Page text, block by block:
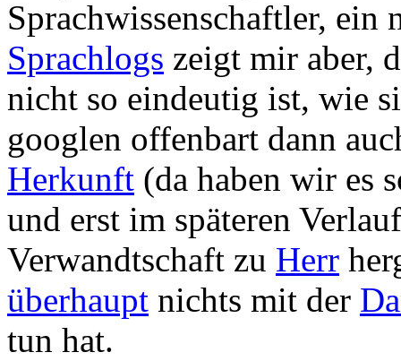
Sprachwissenschaftler, ein
Sprachlogs zeigt mir aber,
nicht so eindeutig ist, wie
googlen offenbart dann
Herkunft (da haben wir es
und erst im späteren
Verwandtschaft zu Herr
überhaupt nichts mit der
tun hat.